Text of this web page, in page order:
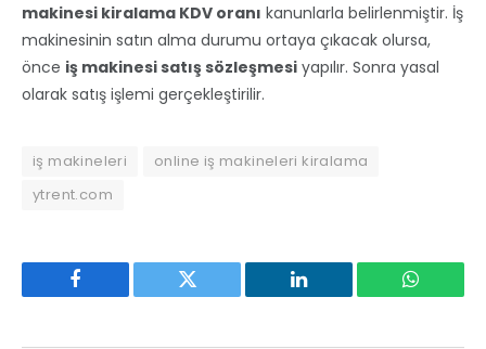
makinesi kiralama KDV oranı kanunlarla belirlenmiştir. İş
makinesinin satın alma durumu ortaya çıkacak olursa,
önce iş makinesi satış sözleşmesi yapılır. Sonra yasal
olarak satış işlemi gerçekleştirilir.
iş makineleri
online iş makineleri kiralama
ytrent.com
Facebook Twitter LinkedIn